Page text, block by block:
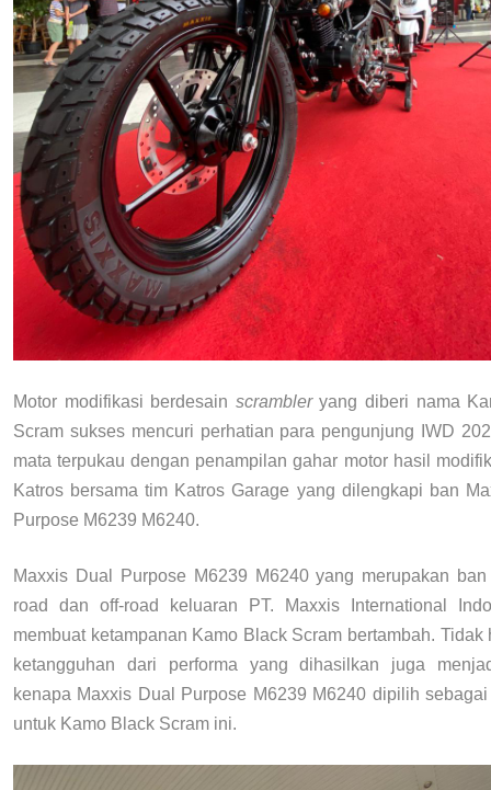
Motor modifikasi berdesain scrambleryang diberi nama
Scram sukses mencuri perhatian para pengunjung IWD
mata terpukau dengan penampilan gahar motor hasil
Katros bersama tim Katros Garage yang dilengkapi ban
Purpose M6239 M6240.
Maxxis Dual Purpose M6239 M6240 yang merupakan
road dan off-road keluaran PT. Maxxis International
membuat ketampanan Kamo Black Scram bertambah. Tidak
ketangguhan dari performa yang dihasilkan juga
kenapa Maxxis Dual Purpose M6239 M6240 dipilih
untuk Kamo Black Scram ini.